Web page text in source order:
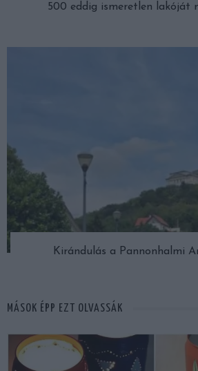
500 eddig ismeretlen lakóját
Kirándulás a Pannonhalmi
MÁSOK ÉPP EZT OLVASSÁK